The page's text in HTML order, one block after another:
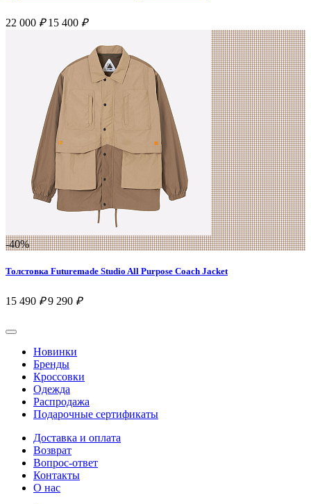
22 000 ₽ 15 400 ₽
-40%
Толстовка Futuremade Studio All Purpose Coach Jacket
15 490 ₽ 9 290 ₽
Новинки
Бренды
Кроссовки
Одежда
Распродажа
Подарочные сертификаты
Доставка и оплата
Возврат
Вопрос-ответ
Контакты
О нас